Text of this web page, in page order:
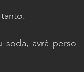
soda, avrà perso